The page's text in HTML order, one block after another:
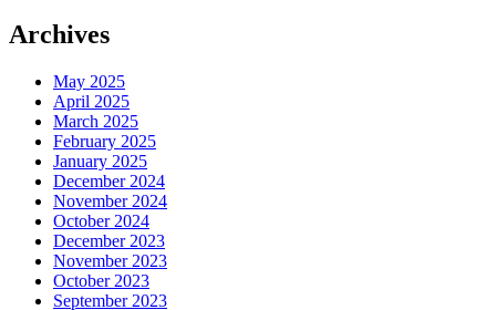
Archives
May 2025
April 2025
March 2025
February 2025
January 2025
December 2024
November 2024
October 2024
December 2023
November 2023
October 2023
September 2023